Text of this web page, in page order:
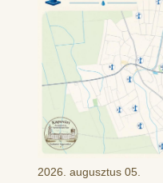
2026. augusztus 05.